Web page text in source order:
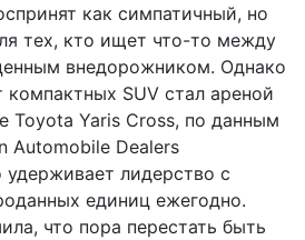
как симпатичный, но
тех, кто ищет что-то между
внедорожником. Однако
компактных SUV стал ареной
Toyota Yaris Cross, по данным
Automobile Dealers
лидерство с
единиц ежегодно.
что пора перестать быть